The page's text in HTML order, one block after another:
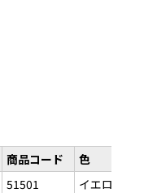
商品コード 色
51501
イエロー